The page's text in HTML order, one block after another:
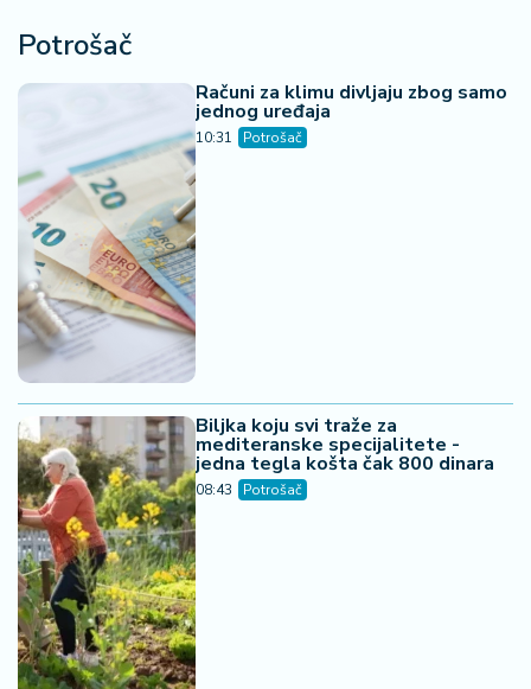
Potrošač
Računi za klimu divljaju zbog samo
jednog uređaja
10:31 Potrošač
Biljka koju svi traže za
mediteranske specijalitete -
jedna tegla košta čak 800 dinara
08:43 Potrošač